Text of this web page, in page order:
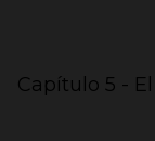
Capítulo 5 -